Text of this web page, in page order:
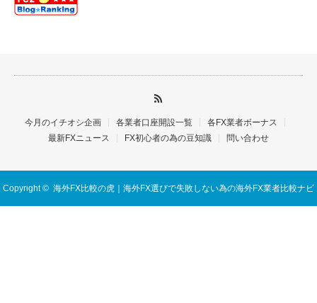
今月のイチオシ企画 各業者口座開設一覧
各FX業者ボーナス
最新FXニュース
FX初心者の為の豆知識 問い合わせ
Copyright © 海外FX比較の虎｜海外FX選びで失敗しない為の海外FX業者比較ナビ